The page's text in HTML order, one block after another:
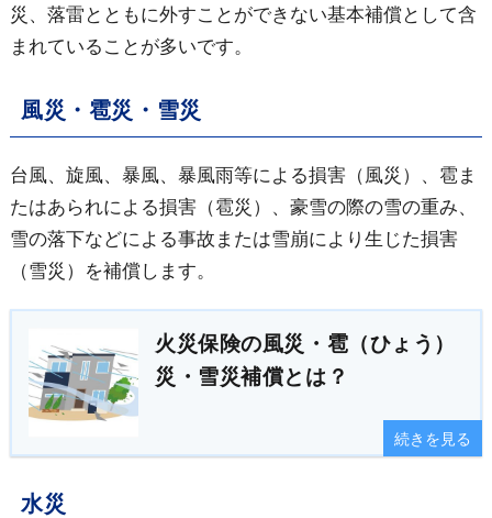
災、落雷とともに外すことができない基本補償として含
まれていることが多いです。
風災・雹災・雪災
台風、旋風、暴風、暴風雨等による損害（風災）、雹ま
たはあられによる損害（雹災）、豪雪の際の雪の重み、
雪の落下などによる事故または雪崩により生じた損害
（雪災）を補償します。
火災保険の風災・雹（ひょう）
災・雪災補償とは？
続きを見る
水災